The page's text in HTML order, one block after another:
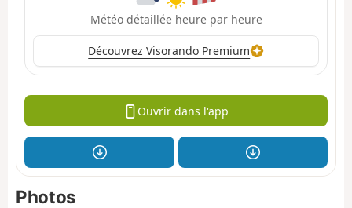
Météo détaillée heure par heure
Découvrez Visorando Premium
Ouvrir dans l'app
Photos